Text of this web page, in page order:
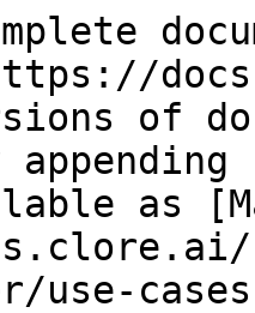
of
as
use-